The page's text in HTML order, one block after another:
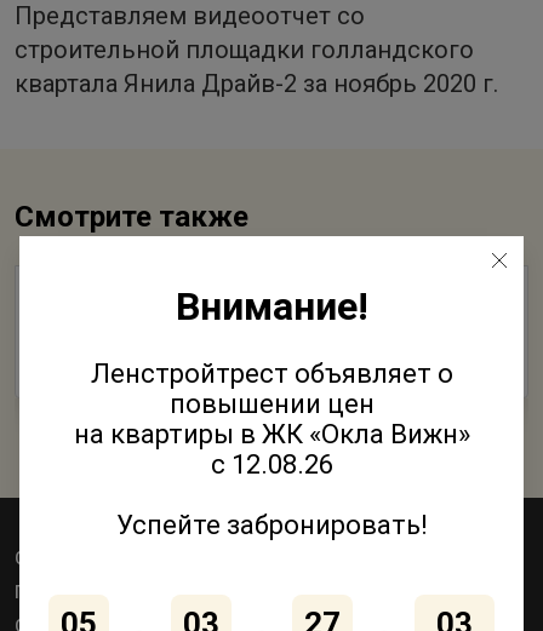
Представляем видеоотчет со
строительной площадки голландского
квартала Янила Драйв-2 за ноябрь 2020 г.
Смотрите также
ГК «Ленстройтрест» признана лучшей
29 Января 2021
Объекты
Паркинги
Акции
Как купить
О компании
Контакты
Внимание!
Ленстройтрест объявляет о
повышении цен
на квартиры в ЖК «Окла Вижн»
с 12.08.26
Успейте забронировать!
05 03 27 03